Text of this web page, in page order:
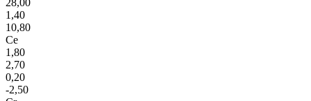
1,40
10,80
Ce
1,80
2,70
0,20
-2,50